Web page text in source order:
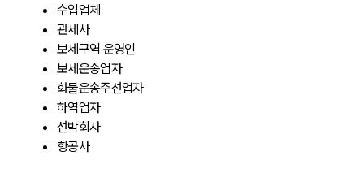
수입업체
관세사
보세구역 운영인
보세운송업자
화물운송주선업자
하역업자
선박회사
항공사